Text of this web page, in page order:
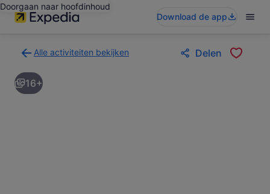
Doorgaan naar hoofdinhoud
Download de app
Alle activiteiten bekijken
naar
de
zoekresultatenpagina
Delen
16+